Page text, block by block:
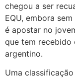
chegou a ser
EQU, embora
é apostar no
que tem
argentino.
Uma